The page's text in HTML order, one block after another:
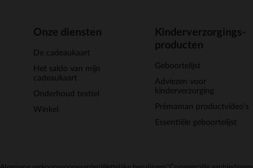
Onze diensten
De cadeaukaart
Het saldo van mijn
cadeaukaart
Onderhoud textiel
Winkel
Kinderverzorgings-
producten
Geboortelijst
Adviezen voor
kinderverzorging
Prémaman productvideo's
Essentiële geboortelijst